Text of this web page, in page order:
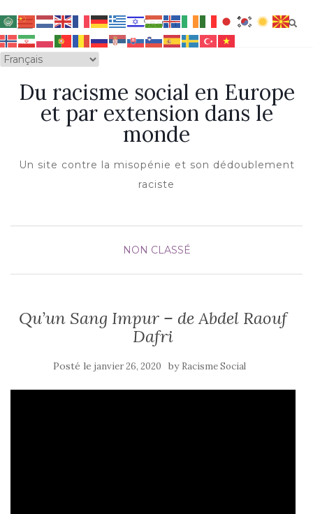
OUVRIR/FERMER LA NAVIGATION
Du racisme social en Europe
et par extension dans le
monde
Un site contre la misopénie et son dédoublement
raciste
NON CLASSÉ
Qu’un Sang Impur – de Abdel Raouf
Dafri
Posté le janvier 26, 2020 by Racisme Social